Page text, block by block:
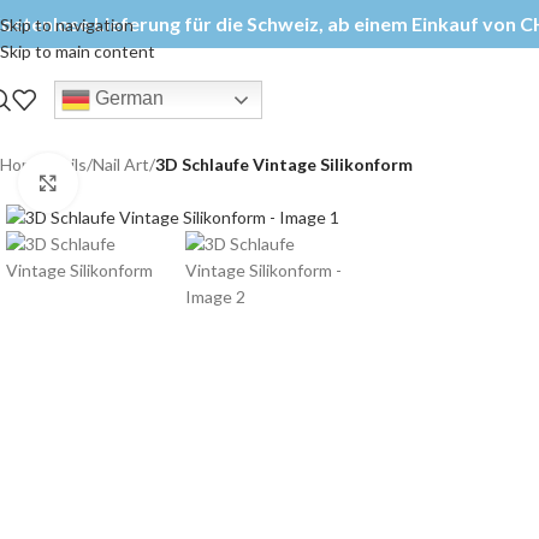
Skip to navigation
Skip to main content
Lieferung für die Schweiz, ab einem Einkauf von
German
Home Nails/Nail Art/3D Schlaufe Vintage Silikonform